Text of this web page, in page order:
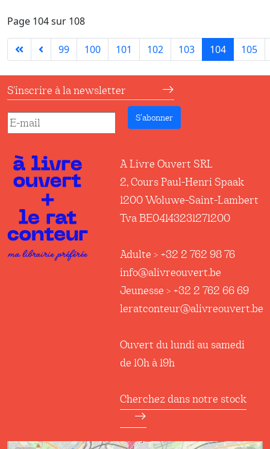
Page 104 sur 108
99 100 101 102 103 104 105
S'inscrire à la newsletter
S’abonner
A Livre Ouvert SRL
2, Cours Paul-Henri Spaak
1200 Woluwe-Saint-Lambert
Tva BE04143231271200
Adulte > +32 2 762 98 76
info@alivreouvert.be
Jeunesse > +32 2 762 66 69
leratconteur@alivreouvert.be
Ouvert du lundi au samedi
de 10h à 19h
Cherchez dans notre stock